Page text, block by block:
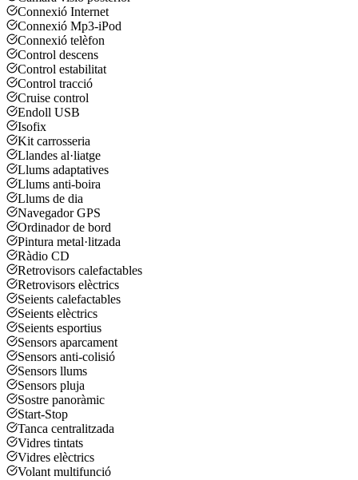
Connexió Internet
Connexió Mp3-iPod
Connexió telèfon
Control descens
Control estabilitat
Control tracció
Cruise control
Endoll USB
Isofix
Kit carrosseria
Llandes al·liatge
Llums adaptatives
Llums anti-boira
Llums de dia
Navegador GPS
Ordinador de bord
Pintura metal·litzada
Ràdio CD
Retrovisors calefactables
Retrovisors elèctrics
Seients calefactables
Seients elèctrics
Seients esportius
Sensors aparcament
Sensors anti-colisió
Sensors llums
Sensors pluja
Sostre panoràmic
Start-Stop
Tanca centralitzada
Vidres tintats
Vidres elèctrics
Volant multifunció